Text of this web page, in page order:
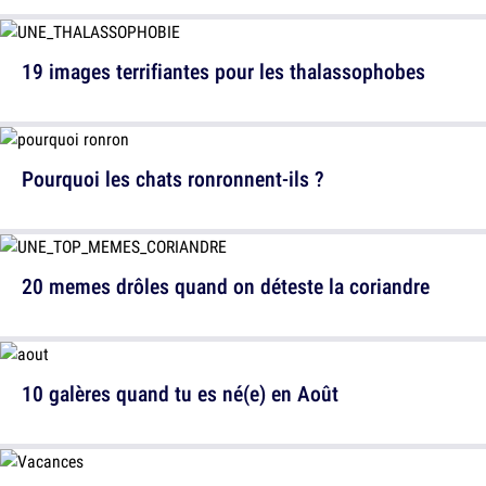
19 images terrifiantes pour les thalassophobes
20 memes drôles quand on déteste la coriandre
Pourquoi les chats ronronnent-ils ?
10 galères quand tu es né(e) en Août